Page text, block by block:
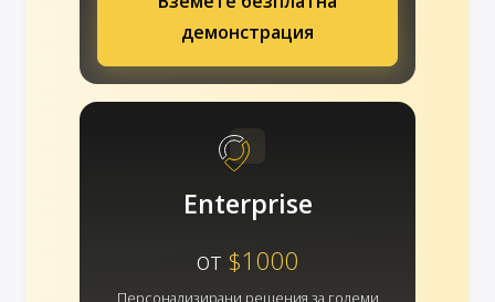
демонстрация
Enterprise
от $1000
Персонализирани решения за големи